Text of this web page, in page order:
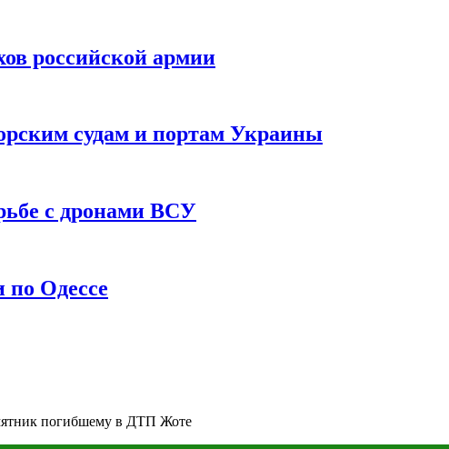
российской армии
судам и портам Украины
с дронами ВСУ
по Одессе
погибшему в ДТП Жоте